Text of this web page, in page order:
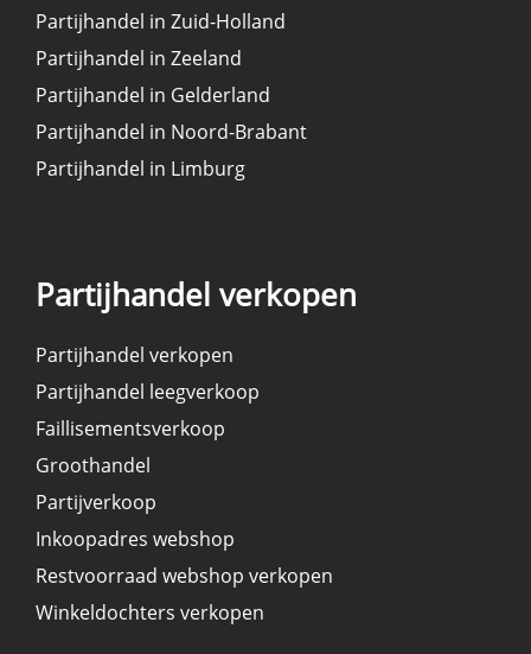
Partijhandel in Zuid-Holland
Partijhandel in Zeeland
Partijhandel in Gelderland
Partijhandel in Noord-Brabant
Partijhandel in Limburg
Partijhandel verkopen
Partijhandel verkopen
Partijhandel leegverkoop
Faillisementsverkoop
Groothandel
Partijverkoop
Inkoopadres webshop
Restvoorraad webshop verkopen
Winkeldochters verkopen